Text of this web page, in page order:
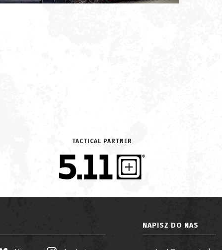
TACTICAL PARTNER
NAPISZ DO NAS